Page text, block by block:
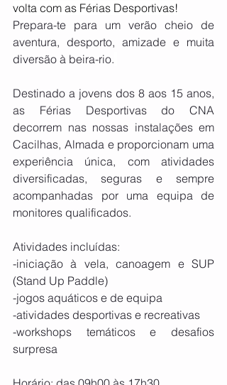
volta com as Férias Desportivas!
Prepara-te para um verão cheio de
aventura, desporto, amizade e muita
diversão à beira-rio.
Destinado a jovens dos 8 aos 15 anos,
as Férias Desportivas do CNA
decorrem nas nossas instalações em
Cacilhas, Almada e proporcionam uma
experiência única, com atividades
diversificadas, seguras e sempre
acompanhadas por uma equipa de
monitores qualificados.
Atividades incluídas:
-iniciação à vela, canoagem e SUP
(Stand Up Paddle)
-jogos aquáticos e de equipa
-atividades desportivas e recreativas
-workshops temáticos e desafios
surpresa